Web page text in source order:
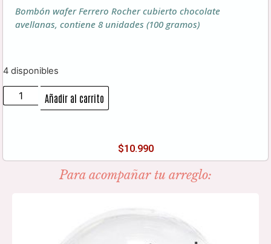
Bombón wafer Ferrero Rocher cubierto chocolate
avellanas, contiene 8 unidades (100 gramos)
4 disponibles
Añadir al carrito
$10.990
Para acompañar tu arreglo: